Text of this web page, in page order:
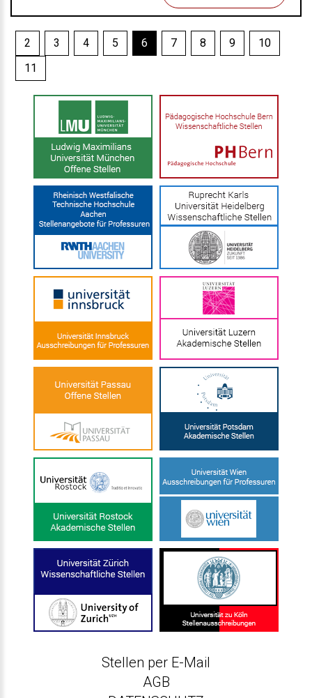
2 3 4 5 6 7 8 9
10
11
Stellen per E-Mail
AGB